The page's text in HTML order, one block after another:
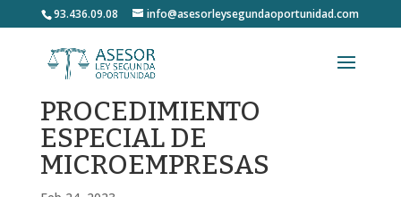
93.436.09.08 info@asesorleysegundaoportunidad.com
PROCEDIMIENTO
ESPECIAL DE
MICROEMPRESAS